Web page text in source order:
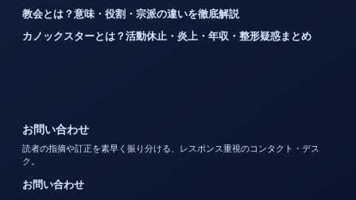
教会とは？意味・役割・宗派の違いを徹底解説
カノックスターとは？活動休止・炎上・年収・整形疑惑まとめ
お問い合わせ
読者の指摘や訂正を素早く振り分ける、レスポンス重視のコンタクト・デス
ク。
お問い合わせ